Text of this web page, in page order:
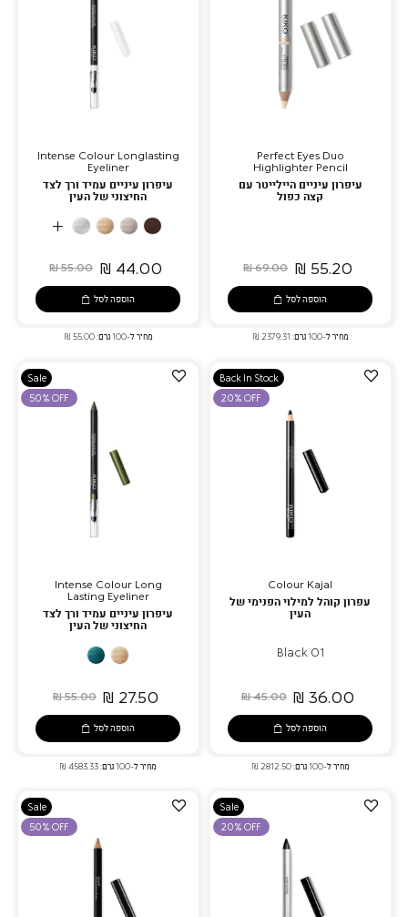
Perfect Eyes Duo
Highlighter Pencil
עיפרון עיניים היילייטר עם
קצה כפול
55.20 ₪
69.00 ₪
הוספה לסל
מחיר ל-100 גרם: 2379.31 ₪
Intense Colour Longlasting
Eyeliner
עיפרון עיניים עמיד ורך לצד
החיצוני של העין
19
18
Rose
17
Gold
01
White
More
44.00 ₪
55.00 ₪
הוספה לסל
מחיר ל-100 גרם: 55.00 ₪
הוספה
Back In Stock
20% OFF
Colour Kajal
עפרון קוהל למילוי הפנימי של
העין
01 Black
36.00 ₪
45.00 ₪
הוספה לסל
מחיר ל-100 גרם: 2812.50 ₪
הוספה
Sale
50% OFF
Intense Colour Long
Lasting Eyeliner
עיפרון עיניים עמיד ורך לצד
החיצוני של העין
17
Gold
10
Ivy
27.50 ₪
55.00 ₪
הוספה לסל
מחיר ל-100 גרם: 4583.33 ₪
הוספה
Sale
20% OFF
הוספה
Sale
50% OFF